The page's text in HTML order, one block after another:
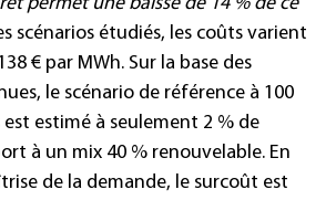
scénarios étudiés, les coûts varient
€ par MWh. Sur la base des
le scénario de référence à 100
estimé à seulement 2 % de
à un mix 40 % renouvelable. En
de la demande, le surcoût est